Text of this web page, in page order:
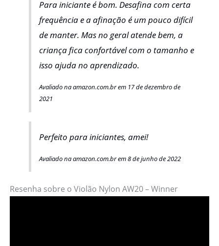
Para iniciante é bom. Desafina com certa
frequência e a afinação é um pouco difícil
de manter. Mas no geral atende bem, a
criança fica confortável com o tamanho e
isso ajuda no aprendizado.
Avaliado na amazon.com.br em 17 de dezembro de
2021
Perfeito para iniciantes, amei!
Avaliado na amazon.com.br em 8 de junho de 2022
Resenha sobre o Violão Nylon AW20 – Winner